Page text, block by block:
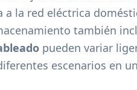
a la red eléctrica
también
pueden variar
escenarios en